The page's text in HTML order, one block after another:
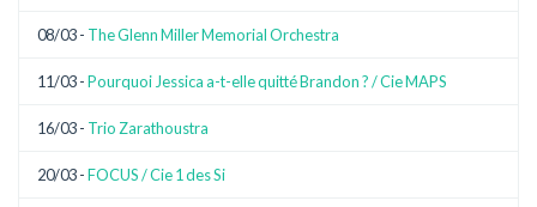
08/03 - The Glenn Miller Memorial Orchestra
11/03 -Pourquoi Jessica a-t-elle quitté Brandon ? / Cie MAPS
16/03 - Trio Zarathoustra
20/03 -FOCUS / Cie 1 des Si